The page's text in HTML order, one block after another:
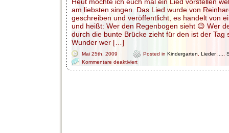
am liebsten singen. Das Lied wurde von
geschreiben und veröffentlicht, es handelt von
und heißt: Wer den Regenbogen sieht 😉 Wer
durch die bunte Brücke zieht für den ist der Tag
Wunder wer […]
Mai 25th, 2009 Posted in Kindergarten Lieder ....
Kommentare deaktiviertfür